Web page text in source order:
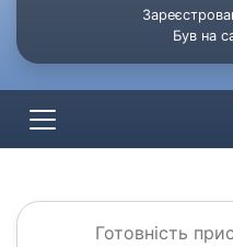
Був на
Готовність